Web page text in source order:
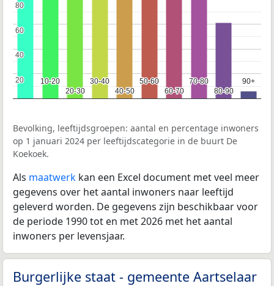
10-20
10-20
20-30
20-30
30-40
30-40
40-50
40-50
50-60
50-60
60-70
60-70
70-80
70-80
80-90
80-90
90+
90+
20
20
40
40
60
60
80
80
Bevolking, leeftijdsgroepen: aantal en percentage inwoners
op 1 januari 2024 per leeftijdscategorie in de buurt De
Koekoek.
Als maatwerk kan een Excel document met veel meer
gegevens over het aantal inwoners naar leeftijd
geleverd worden. De gegevens zijn beschikbaar voor
de periode 1990 tot en met 2026 met het aantal
inwoners per levensjaar.
Burgerlijke staat - gemeente Aartselaar